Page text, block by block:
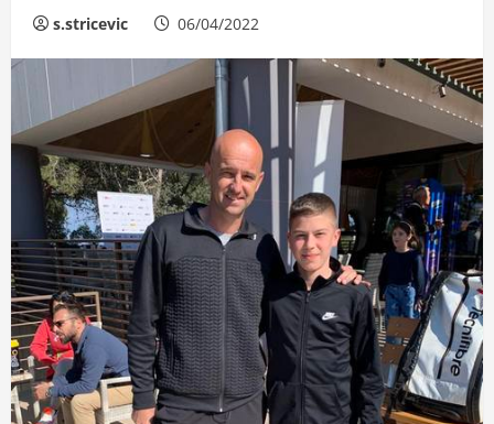
s.stricevic 06/04/2022